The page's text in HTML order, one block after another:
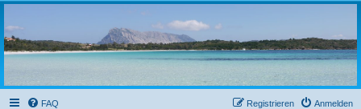
sardinien-forum.org
Das Forum der Freunde Sardiniens
FAQ Anmelden
Registrieren